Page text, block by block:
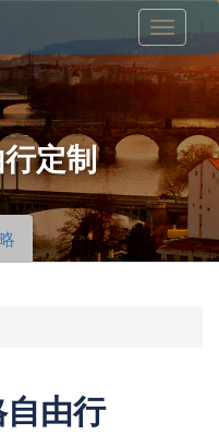
定制
由行